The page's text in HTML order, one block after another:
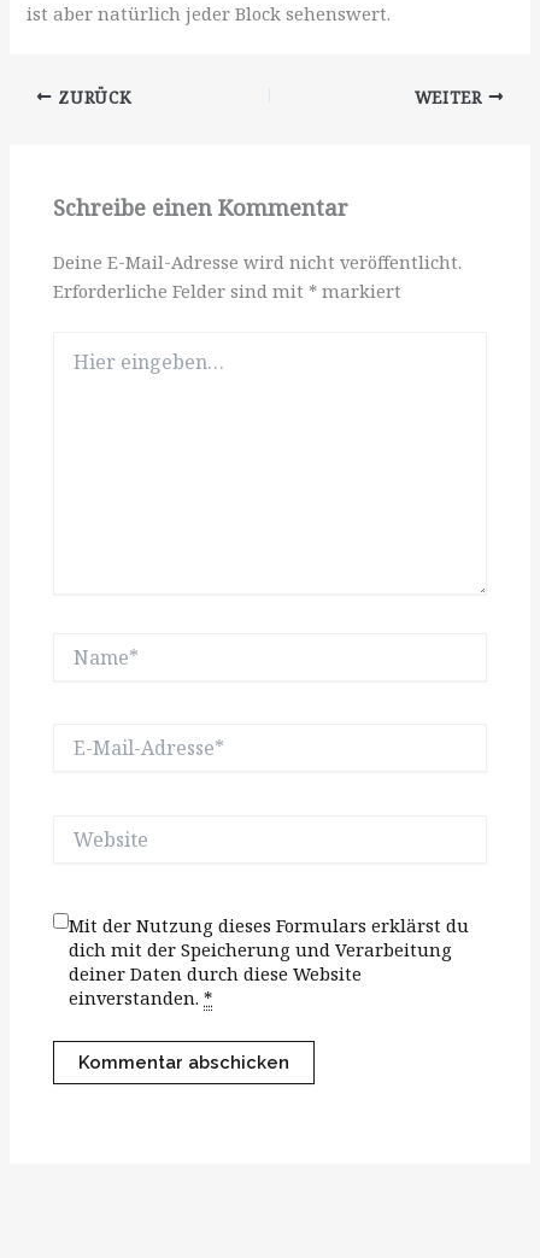
ist aber natürlich jeder Block sehenswert.
ZURÜCK WEITER
Schreibe einen Kommentar
Deine E-Mail-Adresse wird nicht veröffentlicht.
Erforderliche Felder sind mit * markiert
eingeben…
Mail-
Website
Mit der Nutzung dieses Formulars erklärst du
dich mit der Speicherung und Verarbeitung
deiner Daten durch diese Website
einverstanden.*